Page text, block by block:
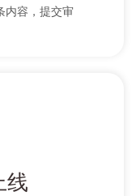
内容，提交审
线